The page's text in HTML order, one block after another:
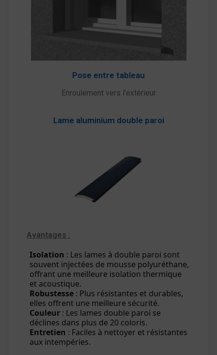
Pose entre tableau
Enroulement vers l'extérieur
Lame aluminium double paroi
Avantages :
Isolation : Les lames à double paroi sont
souvent injectées de mousse polyuréthane,
offrant une meilleure isolation thermique
et acoustique.
Robustesse : Plus résistantes et durables,
elles offrent une meilleure sécurité.
Couleur : Les lames double paroi se
déclines dans plus de 20 coloris.
Entretien : Faciles à nettoyer et résistantes
aux intempéries.